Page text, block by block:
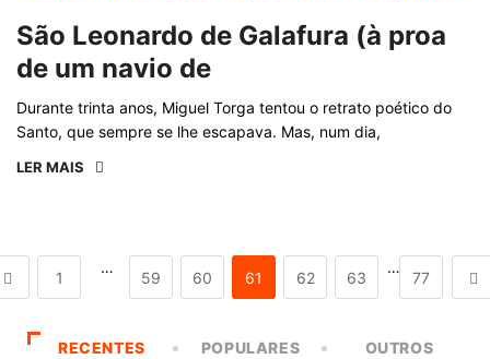
São Leonardo de Galafura (à proa
de um navio de
Durante trinta anos, Miguel Torga tentou o retrato poético do
Santo, que sempre se lhe escapava. Mas, num dia,
LER MAIS
1
…
59 60 61 62 63
…
77
RECENTES POPULARES OUTROS